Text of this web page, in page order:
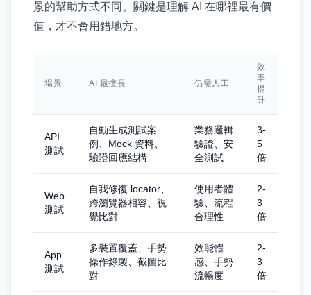
景的幫助方式不同。關鍵是理解 AI 在哪裡最有價
值，才不會用錯地方。
場景 AI 最擅長 仍需人工
效
率
提
升
API
測試
自動生成測試案
例、Mock 資料、
驗證回應結構
業務邏輯
驗證、安
全測試
3-
5
倍
Web
測試
自我修復 locator、
跨瀏覽器相容、視
覺比對
使用者體
驗、流程
合理性
2-
3
倍
App
測試
多裝置覆蓋、手勢
操作錄製、截圖比
對
效能體
感、手勢
流暢度
2-
3
倍